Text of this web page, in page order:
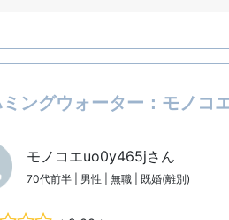
ングウォーター：モノコ
モノコエuo0y465jさん
70代前半 | 男性 | 無職 | 既婚(離別)